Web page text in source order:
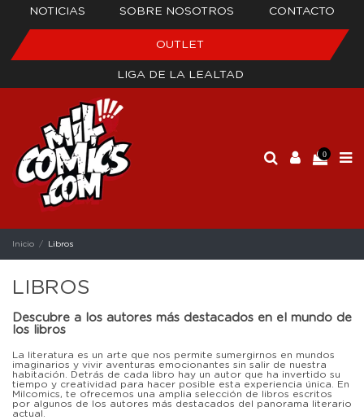
NOTICIAS SOBRE NOSOTROS CONTACTO
OUTLET
LIGA DE LA LEALTAD
0
Inicio Libros
LIBROS
Descubre a los autores más destacados en el mundo de
los libros
La literatura es un arte que nos permite sumergirnos en mundos
imaginarios y vivir aventuras emocionantes sin salir de nuestra
habitación. Detrás de cada libro hay un autor que ha invertido su
tiempo y creatividad para hacer posible esta experiencia única. En
Milcomics, te ofrecemos una amplia selección de libros escritos
por algunos de los autores más destacados del panorama literario
actual.